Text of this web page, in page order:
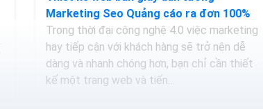
Marketing Seo Quảng cáo ra đơn 100%
Trong thời đại công nghệ 4.0 việc marketing
hay tiếp cận với khách hàng sẽ trở nên dễ
dàng và nhanh chóng hơn, bạn chỉ cần thiết
kế một trang web và tiến...